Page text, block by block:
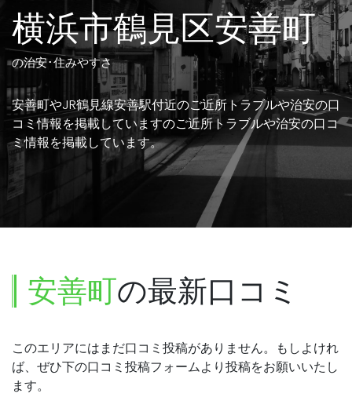
横浜市鶴見区安善町
の治安･住みやすさ
安善町やJR鶴見線安善駅付近のご近所トラブルや治安の口
コミ情報を掲載していますのご近所トラブルや治安の口コ
ミ情報を掲載しています。
安善町の最新口コミ
このエリアにはまだ口コミ投稿がありません。もしよけれ
ば、ぜひ下の口コミ投稿フォームより投稿をお願いいたし
ます。